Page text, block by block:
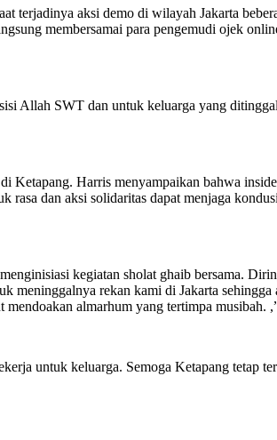
terjadinya aksi demo di wilayah Jakarta
membersamai para pengemudi ojek
Allah SWT dan untuk keluarga yang
Ketapang. Harris menyampaikan bahwa
dan aksi solidaritas dapat menjaga
kegiatan sholat ghaib bersama.
meninggalnya rekan kami di Jakarta sehingga
almarhum yang tertimpa musibah.
untuk keluarga. Semoga Ketapang tetap